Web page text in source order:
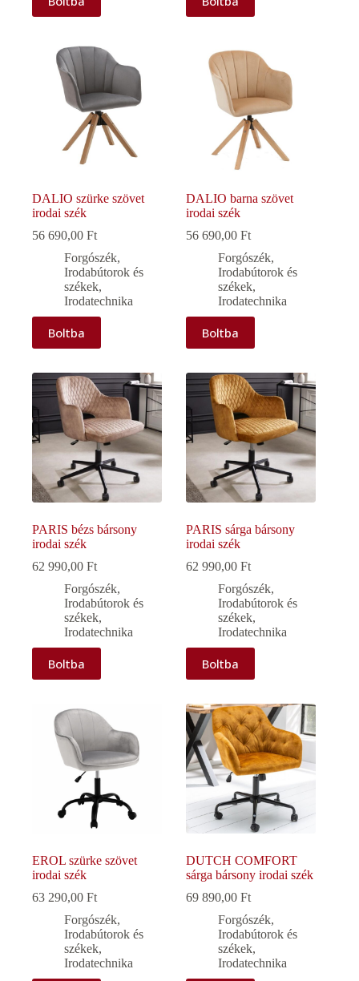
DALIO szürke szövet
irodai szék
56 690,00 Ft
Forgószék,
Irodabútorok és
székek,
Irodatechnika
Boltba
DALIO barna szövet
irodai szék
56 690,00Ft
Forgószék,
Irodabútorok és
székek,
Irodatechnika
Boltba
PARIS bézs bársony
irodai szék
62 990,00 Ft
Forgószék,
Irodabútorok és
székek,
Irodatechnika
Boltba
PARIS sárga bársony
irodai szék
62 990,00Ft
Forgószék,
Irodabútorok és
székek,
Irodatechnika
Boltba
EROL szürke szövet
irodai szék
63 290,00 Ft
Forgószék,
Irodabútorok és
székek,
Irodatechnika
DUTCH COMFORT
sárga bársony irodai szék
69 890,00Ft
Forgószék,
Irodabútorok és
székek,
Irodatechnika